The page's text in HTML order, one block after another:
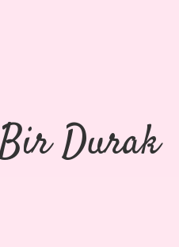
Bir Durak